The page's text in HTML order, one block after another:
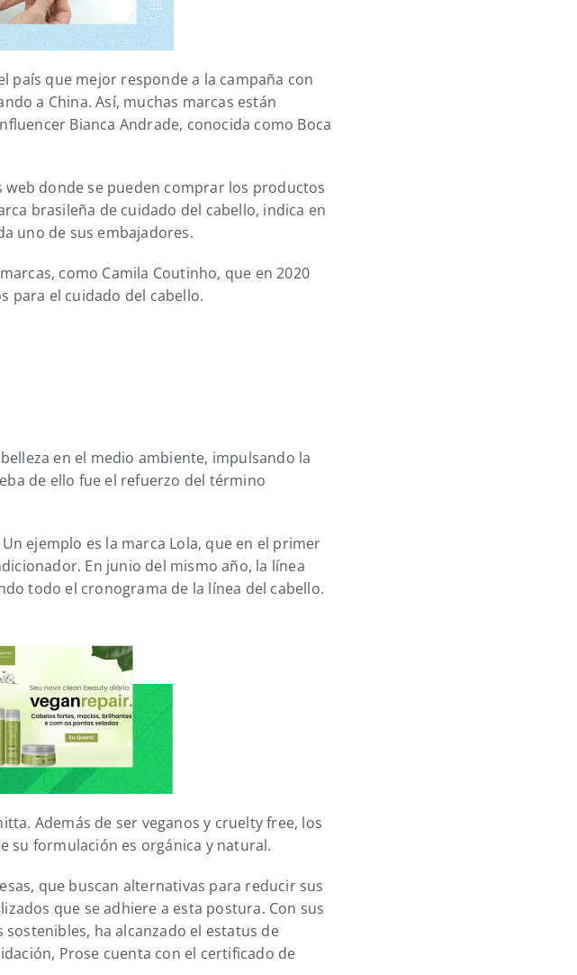
país que mejor responde a la campaña con
a China. Así, muchas marcas están
Bianca Andrade, conocida como Boca
donde se pueden comprar los productos
brasileña de cuidado del cabello, indica en
uno de sus embajadores.
como Camila Coutinho, que en 2020
para el cuidado del cabello.
en el medio ambiente, impulsando la
de ello fue el refuerzo del término
ejemplo es la marca Lola, que en el primer
En junio del mismo año, la línea
todo el cronograma de la línea del cabello.
Además de ser veganos y cruelty free, los
su formulación es orgánica y natural.
que buscan alternativas para reducir sus
que se adhiere a esta postura. Con sus
ha alcanzado el estatus de
Prose cuenta con el certificado de